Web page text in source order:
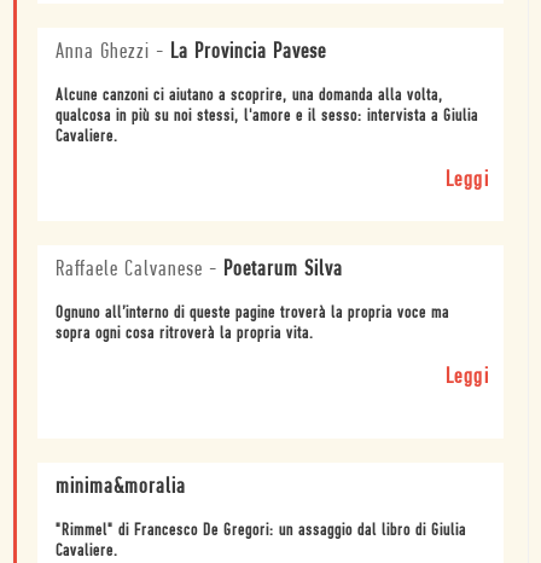
Anna Ghezzi - La Provincia Pavese
Alcune canzoni ci aiutano a scoprire, una domanda alla volta,
qualcosa in più su noi stessi, l'amore e il sesso: intervista a Giulia
Cavaliere.
Leggi
Raffaele Calvanese - Poetarum Silva
Ognuno all’interno di queste pagine troverà la propria voce ma
sopra ogni cosa ritroverà la propria vita.
Leggi
minima&moralia
"Rimmel" di Francesco De Gregori: un assaggio dal libro di Giulia
Cavaliere.